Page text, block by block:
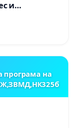
и
от
програма на